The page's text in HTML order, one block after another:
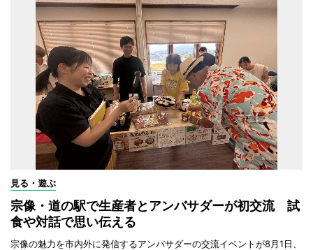
見る・遊ぶ
宗像・道の駅で生産者とアンバサダーが初交流 試
食や対話で思い伝える
宗像の魅力を市内外に発信するアンバサダーの交流イベントが8月1日、